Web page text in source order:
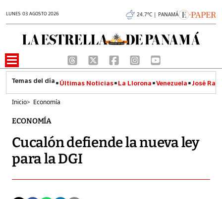
LUNES 03 AGOSTO 2026 24.7°C | PANAMÁ
Últimas Noticias La Llorona Venezuela José
Inicio> Economía
ECONOMÍA
Cucalón defiende la nueva ley
para la DGI